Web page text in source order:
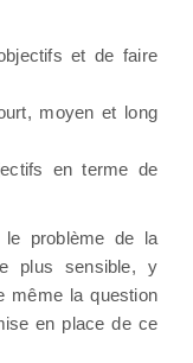
et de faire
moyen et long
en terme de
le problème de la
plus sensible, y
même la question
en place de ce